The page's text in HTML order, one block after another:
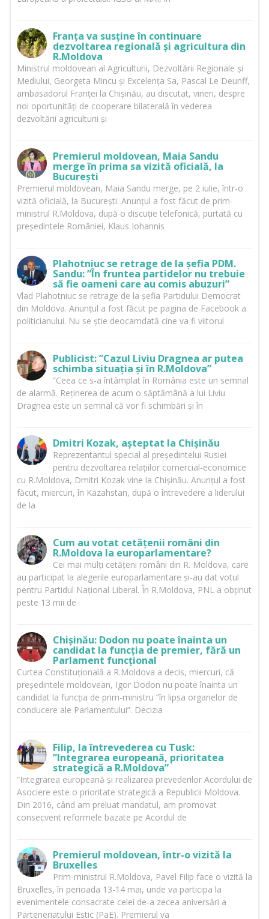
Franța va susține în continuare
dezvoltarea regională și agricultura din
R.Moldova
Ministrul moldovean al Agriculturii, Dezvoltării Regionale și
Mediului, Georgeta Mincu și Excelența Sa, Pascal Le Deunff,
ambasadorul Franței la Chișinău, au discutat, vineri, despre
noi oportunități de cooperare bilaterală în vederea
dezvoltării agriculturii și
Premierul moldovean, Maia Sandu
merge în prima sa vizită oficială, la
București
Premierul moldovean, Maia Sandu merge, pe 2 iulie, într-o
vizită oficială, la București. Anunțul a fost făcut de prim-
ministrul R.Moldova, după o discuție telefonică, purtată cu
președintele României, Klaus Iohannis
Plahotniuc se retrage de la șefia PDM.
Sandu: ”În fruntea partidelor nu trebuie
să fie oameni care au comis abuzuri”
Vlad Plahotniuc se retrage de la șefia Partidului Democrat
din Moldova. Anunțul a fost făcut pe pagina de Facebook a
politicianului. Nu se știe deocamdată cine va fi viitorul
Publicist: ”Cazul Liviu Dragnea ar putea
schimba situația și în R.Moldova”
”Ceea ce s-a întâmplat în România este un semnal
de alarmă. Reținerea de acum o săptămână a lui Liviu
Dragnea este un semnal că vor fi schimbări și în
Dmitri Kozak, așteptat la Chișinău
Reprezentantul special al președintelui Rusiei
pentru dezvoltarea relațiilor comercial-economice
cu R.Moldova, Dmitri Kozak vine la Chișinău. Anunțul a fost
făcut, miercuri, în Kazahstan, după o întrevedere a liderului
de la
Cum au votat cetățenii români din
R.Moldova la europarlamentare?
Cei mai mulți cetățeni români din R. Moldova, care
au participat la alegerile europarlamentare și-au dat votul
pentru Partidul Național Liberal. În R.Moldova, PNL a obținut
peste 13 mii de
Chișinău: Dodon nu poate înainta un
candidat la funcția de premier, fără un
Parlament funcțional
Curtea Constituțională a R.Moldova a decis, miercuri, că
președintele moldovean, Igor Dodon nu poate înainta un
candidat la funcția de prim-ministru ”în lipsa organelor de
conducere ale Parlamentului”. Decizia
Filip, la întrevederea cu Tusk:
”Integrarea europeană, prioritatea
strategică a R.Moldova”
”Integrarea europeană și realizarea prevederilor Acordului de
Asociere este o prioritate strategică a Republicii Moldova.
Din 2016, când am preluat mandatul, am promovat
consecvent reformele bazate pe Acordul de
Premierul moldovean, într-o vizită la
Bruxelles
Prim-ministrul R.Moldova, Pavel Filip face o vizită la
Bruxelles, în perioada 13-14 mai, unde va participa la
evenimentele consacrate celei de-a zecea aniversări a
Parteneriatului Estic (PaE). Premierul va